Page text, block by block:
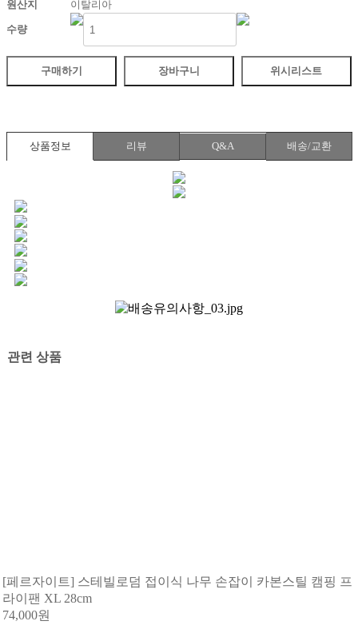
원산지
이탈리아
수량
구매하기 장바구니 위시리스트
상품정보 리뷰 Q&A 배송/교환
관련 상품
[페르자이트] 스테빌로덤 접이식 나무 손잡이 카본스틸 캠핑 프
라이팬 XL 28cm
74,000원